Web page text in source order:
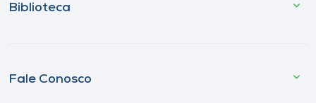
Biblioteca
Fale Conosco